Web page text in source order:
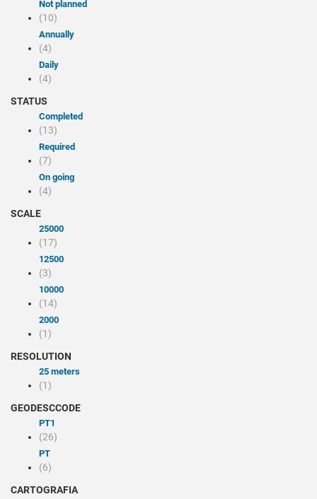
Not planned
(10)
Annually
(4)
Daily
(4)
STATUS
Completed
(13)
Required
(7)
On going
(4)
SCALE
25000
(17)
12500
(3)
10000
(14)
2000
(1)
RESOLUTION
25 meters
(1)
GEODESCCODE
PT1
(26)
PT
(6)
CARTOGRAFIA